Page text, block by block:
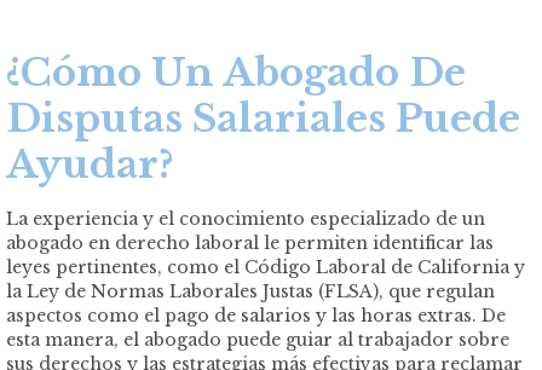
¿Cómo Un Abogado De
Disputas Salariales Puede
Ayudar?
La experiencia y el conocimiento especializado de un
abogado en derecho laboral le permiten identificar las
leyes pertinentes, como el Código Laboral de California y
la Ley de Normas Laborales Justas (FLSA), que regulan
aspectos como el pago de salarios y las horas extras. De
esta manera, el abogado puede guiar al trabajador sobre
sus derechos y las estrategias más efectivas para reclamar